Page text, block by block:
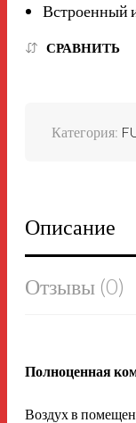
Встроенный
СРАВНИТЬ
Категория:
Описание
Отзывы (0)
Полноценная
Воздух в